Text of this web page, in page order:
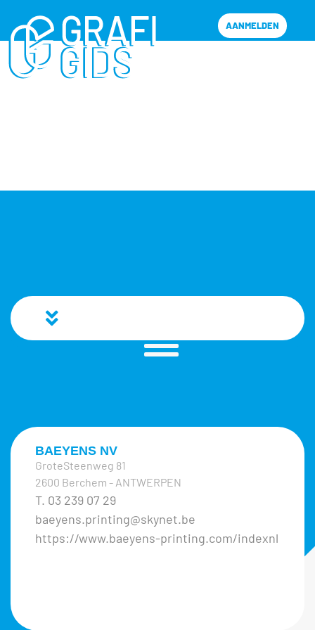
AANMELDEN
BAEYENS NV
GroteSteenweg 81
2600 Berchem - ANTWERPEN
T. 03 239 07 29
baeyens.printing@skynet.be
https://www.baeyens-printing.com/indexnl